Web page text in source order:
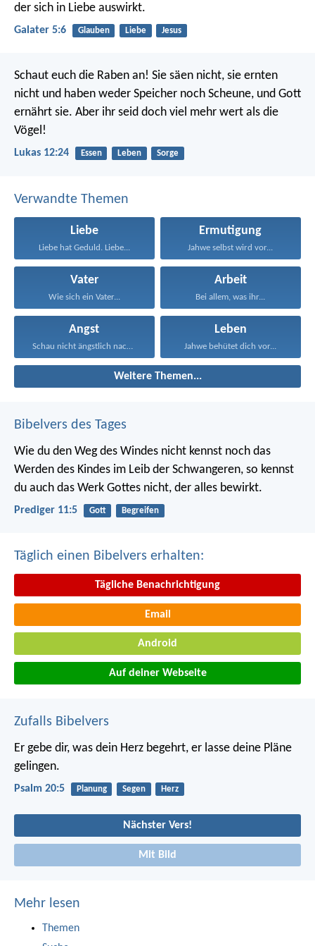
der sich in Liebe auswirkt.
Galater 5:6 Glauben Liebe Jesus
Schaut euch die Raben an! Sie säen nicht, sie ernten
nicht und haben weder Speicher noch Scheune, und Gott
ernährt sie. Aber ihr seid doch viel mehr wert als die
Vögel!
Lukas 12:24 Essen Leben Sorge
Verwandte Themen
Liebe
Liebe hat Geduld. Liebe...
Ermutigung
Jahwe selbst wird vor...
Vater
Wie sich ein Vater...
Arbeit
Bei allem, was ihr...
Angst Leben
Jahwe behütet dich vor...
Weitere Themen...
Bibelvers des Tages
Wie du den Weg des Windes nicht kennst noch das
Werden des Kindes im Leib der Schwangeren, so kennst
du auch das Werk Gottes nicht, der alles bewirkt.
Prediger 11:5 Gott Begreifen
Täglich einen Bibelvers erhalten:
Tägliche Benachrichtigung
Email
Android
Auf deiner Webseite
Zufalls Bibelvers
Er gebe dir, was dein Herz begehrt, er lasse deine Pläne
gelingen.
Psalm 20:5 Planung Segen Herz
Nächster Vers!
Mit Bild
Mehr lesen
Themen